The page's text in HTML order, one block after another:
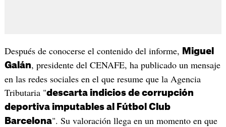
Después de conocerse el contenido del informe,
Miguel
Galán, presidente del CENAFE, ha publicado un mensaje
en las redes sociales en el que resume que la Agencia
Tributaria "descarta indicios de corrupción
deportiva imputables al Fútbol Club
Barcelona". Su valoración llega en un momento en que